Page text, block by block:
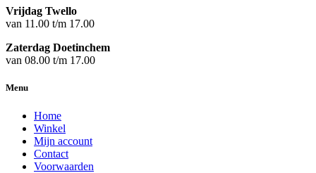
Vrijdag Twello
van 11.00 t/m 17.00
Zaterdag Doetinchem
van 08.00 t/m 17.00
Menu
Home
Winkel
Mijn account
Contact
Voorwaarden